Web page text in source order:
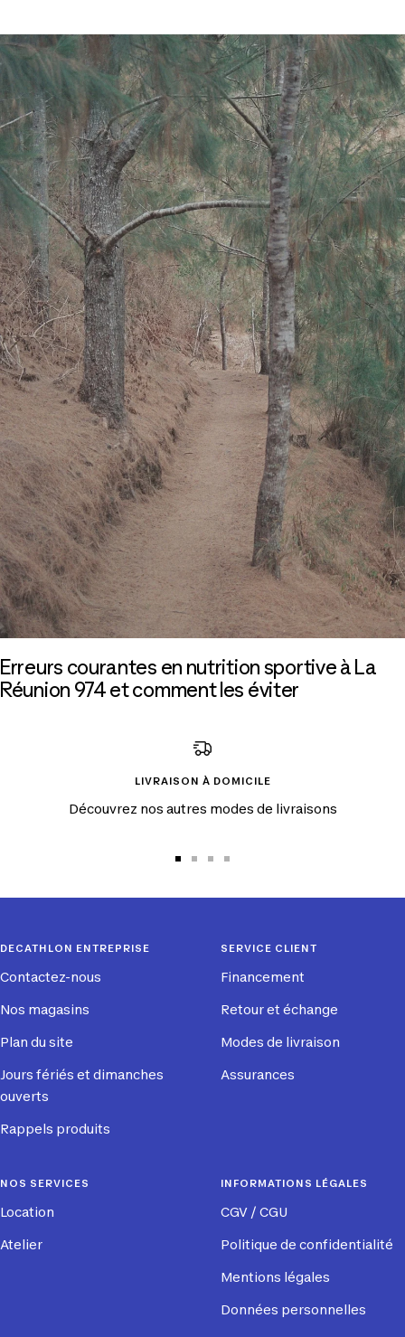
Erreurs courantes en nutrition sportive à La
Réunion 974 et comment les éviter
LIVRAISON À DOMICILE
Découvrez nos autres modes de livraisons
DECATHLON ENTREPRISE
Contactez-nous
Nos magasins
Plan du site
Jours fériés et dimanches
ouverts
Rappels produits
SERVICE CLIENT
Financement
Retour et échange
Modes de livraison
Assurances
NOS SERVICES
Location
Atelier
INFORMATIONS LÉGALES
CGV / CGU
Politique de confidentialité
Mentions légales
Données personnelles